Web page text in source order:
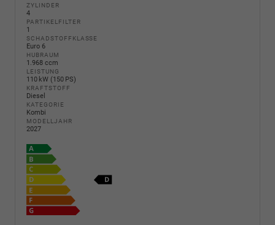
ZYLINDER
4
PARTIKELFILTER
1
SCHADSTOFFKLASSE
Euro 6
HUBRAUM
1.968 ccm
LEISTUNG
110 kW (150 PS)
KRAFTSTOFF
Diesel
KATEGORIE
Kombi
MODELLJAHR
2027